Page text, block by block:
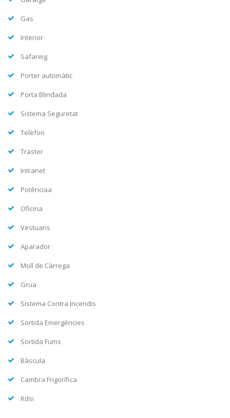
Gas
Interior
Safareig
Porter automàtic
Porta Blindada
Sistema Seguretat
Telèfon
Traster
Intranet
Potènciaa
Oficina
Vestuaris
Aparador
Moll de Càrrega
Grua
Sistema Contra Incendis
Sortida Emergències
Sortida Fums
Bàscula
Cambra Frigorífica
Rdsi